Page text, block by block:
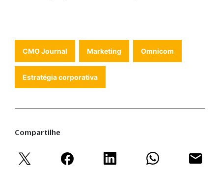
CMO Journal Marketing Omnicom
Estratégia corporativa
Compartilhe